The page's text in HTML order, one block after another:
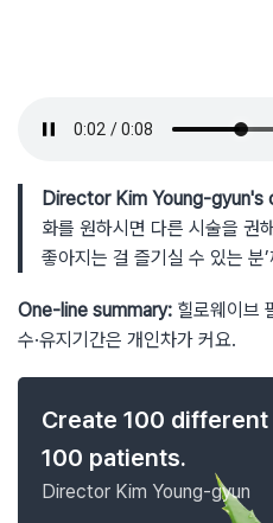
Director Kim Young-gyun's
화를 원하시면 다른 시술을 권
좋아지는 걸 즐기실 수 있는 분
One-line summary: 힐로웨이브
수·유지기간은 개인차가 커요.
Create 100
100 patients.
Director Kim Young-gyun